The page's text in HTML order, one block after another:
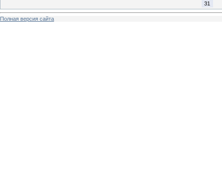
31
Полная версия сайта